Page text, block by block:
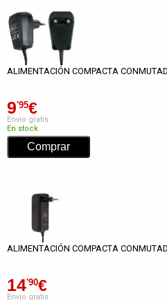
ALIMENTACIÓN COMPACTA
9'95€
Envío gratis
En stock
ALIMENTACIÓN COMPACTA
14'90€
Envío gratis